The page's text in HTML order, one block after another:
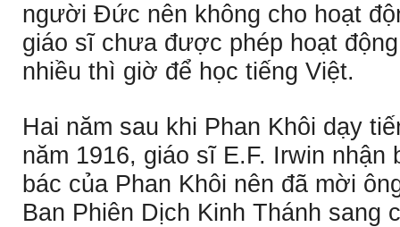
người Ðức nên không cho hoạt
giáo sĩ chưa được phép hoạt
nhiều thì giờ để học tiếng Việt.
Hai năm sau khi Phan Khôi dạy
năm 1916, giáo sĩ E.F. Irwin
bác của Phan Khôi nên đã mời
Ban Phiên Dịch Kinh Thánh sang